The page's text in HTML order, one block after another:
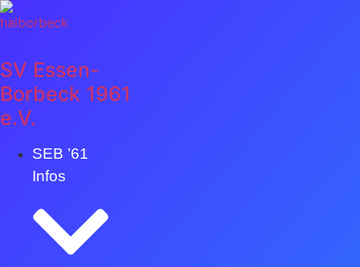
Zum
Inhalt
SV Essen-
Borbeck 1961
e.V.
SEB ’61
Infos